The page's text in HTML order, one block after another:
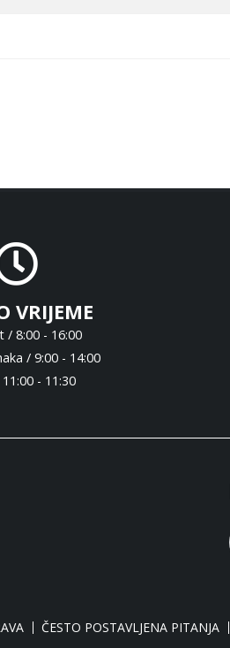
VRIJEME
/ 8:00 - 16:00
/ 9:00 - 14:00
- 11:30
ČESTO POSTAVLJENA PITANJA